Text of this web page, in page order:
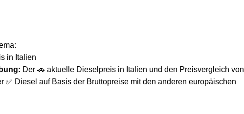
in Italien
Der 🚗 aktuelle Dieselpreis in Italien und den Preisvergleich von
✅ Diesel auf Basis der Bruttopreise mit den anderen europäischen